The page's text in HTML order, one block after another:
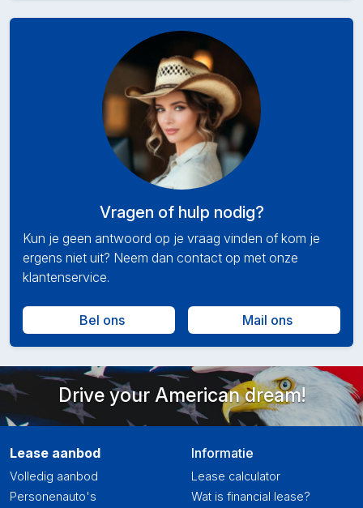
Vragen of hulp nodig?
Kun je geen antwoord op je vraag vinden of kom je
ergens niet uit? Neem dan contact op met onze
klantenservice.
Bel ons Mail ons
Drive your American dream!
Lease aanbod
Volledig aanbod
Personenauto's
Informatie
Lease calculator
Wat is financial lease?